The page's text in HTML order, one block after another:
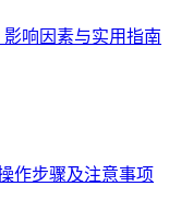
响因素与实用指南
作步骤及注意事项